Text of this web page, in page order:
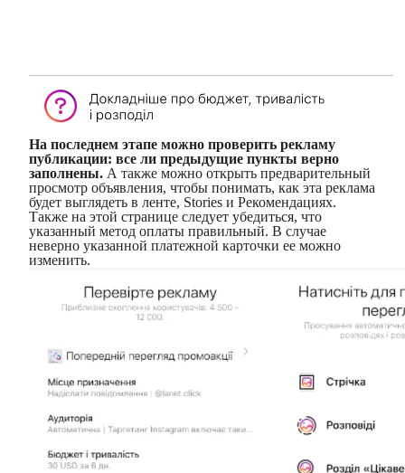
На последнем этапе можно проверить рекламу
публикации: все ли предыдущие пункты верно
заполнены. А также можно открыть предварительный
просмотр объявления, чтобы понимать, как эта реклама
будет выглядеть в ленте, Stories и Рекомендациях.
Также на этой странице следует убедиться, что
указанный метод оплаты правильный. В случае
неверно указанной платежной карточки ее можно
изменить.